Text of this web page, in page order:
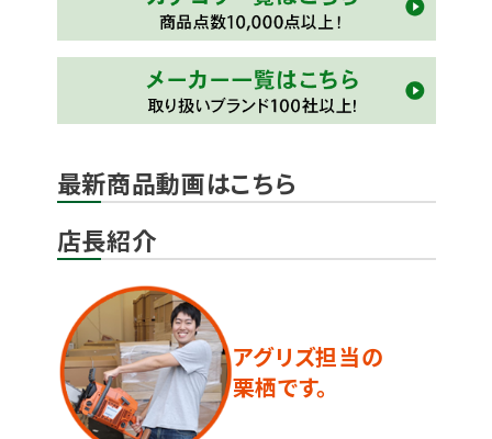
最新商品動画はこちら
店長紹介
アグリズ担当の
栗栖です。